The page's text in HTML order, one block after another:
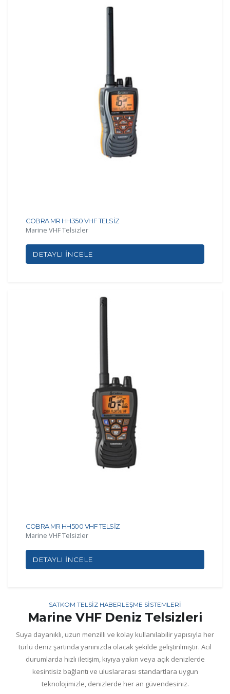
COBRA MR HH350 VHF TELSİZ
Marine VHF Telsizler
DETAYLI İNCELE
COBRA MR HH500 VHF TELSİZ
Marine VHF Telsizler
DETAYLI İNCELE
SATKOM TELSİZ HABERLEŞME SİSTEMLERİ
Marine VHF Deniz Telsizleri
Suya dayanıklı, uzun menzilli ve kolay kullanılabilir yapısıyla her
türlü deniz şartında yanınızda olacak şekilde geliştirilmiştir. Acil
durumlarda hızlı iletişim, kıyıya yakın veya açık denizlerde
kesintisiz bağlantı ve uluslararası standartlara uygun
teknolojimizle, denizlerde her an güvendesiniz.